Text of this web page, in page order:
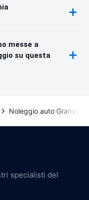
messe a
su questa
Noleggio auto Granville
specialisti del